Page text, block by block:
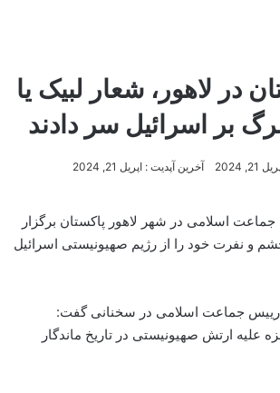
در لاهور، شعار لبیک یا
بر اسرائیل سر دادند
21, 2024 آخرین آپدیت : اپریل 21, 2024
اسلامی در شهر لاهور پاکستان برگزار
و نفرت خود را از رژیم صهیونیستی اسرائیل
رییس جماعت اسلامی در سخنانی گفت:
علیه ارتش صهیونیستی در تاریخ ماندگار